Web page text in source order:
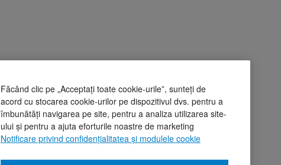
Făcând clic pe „Acceptați toate cookie-urile”, sunteți de
acord cu stocarea cookie-urilor pe dispozitivul dvs. pentru a
îmbunătăți navigarea pe site, pentru a analiza utilizarea site-
ului și pentru a ajuta eforturile noastre de marketing
Notificare privind confidențialitatea și modulele cookie